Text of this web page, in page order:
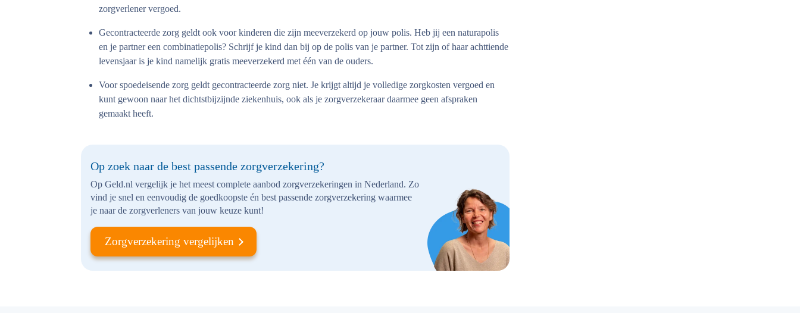
zorgverlener vergoed.
Gecontracteerde zorg geldt ook voor kinderen die zijn meeverzekerd op jouw polis. Heb jij een naturapolis
en je partner een combinatiepolis? Schrijf je kind dan bij op de polis van je partner. Tot zijn of haar achttiende
levensjaar is je kind namelijk gratis meeverzekerd met één van de ouders.
Voor spoedeisende zorg geldt gecontracteerde zorg niet. Je krijgt altijd je volledige zorgkosten vergoed en
kunt gewoon naar het dichtstbijzijnde ziekenhuis, ook als je zorgverzekeraar daarmee geen afspraken
gemaakt heeft.
Op zoek naar de best passende zorgverzekering?
Op Geld.nl vergelijk je het meest complete aanbod zorgverzekeringen in Nederland. Zo
vind je snel en eenvoudig de goedkoopste én best passende zorgverzekering waarmee
je naar de zorgverleners van jouw keuze kunt!
Zorgverzekering vergelijken